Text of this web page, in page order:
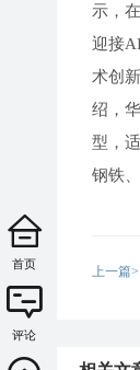
示，
迎接
术创
绍，
型，
钢铁
上一篇>
首页
评论